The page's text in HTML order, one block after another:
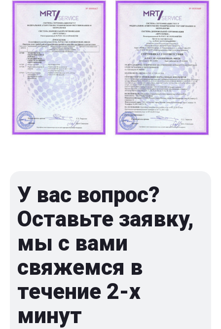
У вас вопрос?
Оставьте заявку,
мы с вами
свяжемся в
течение 2-x
минут